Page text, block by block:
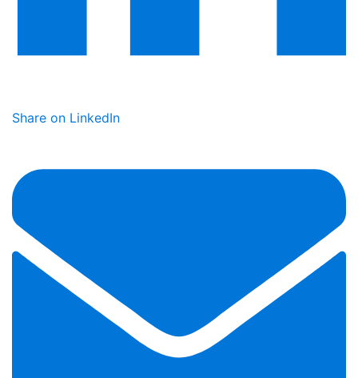
Share on LinkedIn